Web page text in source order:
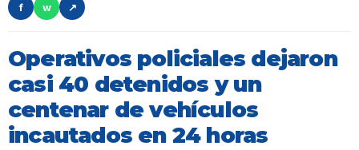
f
w ↗
Operativos policiales dejaron
casi 40 detenidos y un
centenar de vehículos
incautados en 24 horas